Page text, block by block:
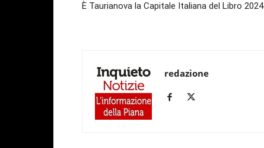
È Taurianova la Capitale Italiana del Libro 2024
redazione